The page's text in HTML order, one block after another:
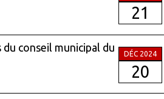
21
conseil municipal du
DÉC 2024
20